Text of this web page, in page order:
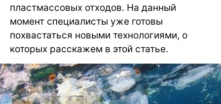
пластмассовых отходов. На данный
момент специалисты уже готовы
похвастаться новыми технологиями, о
которых расскажем в этой статье.